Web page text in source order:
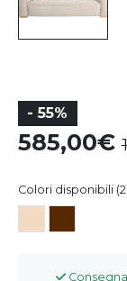
- 55%
585,00
Colori disponibili
Consegna